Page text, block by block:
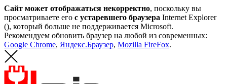
Сайт может отображаться некорректно, поскольку вы
просматриваете его с устаревшего браузера Internet Explorer
(), который больше не поддерживается Microsoft.
Рекомендуем обновить браузер на любой из современных:
Google Chrome, Яндекс.Браузер, Mozilla FireFox.